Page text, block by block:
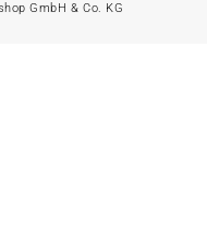
GmbH & Co. KG